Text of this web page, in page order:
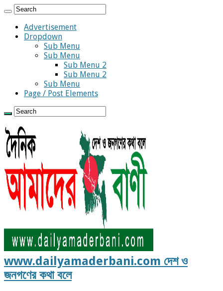
Advertisement
Dropdown
Sub Menu
Sub Menu
Sub Menu 2
Sub Menu 2
Sub Menu
Page / Post Elements
www.dailyamaderbani.com দেশ ও
জনগণের কথা বলে